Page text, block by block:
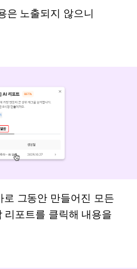
은 노출되지 않으니
로 그동안 만들어진 모든
리포트를 클릭해 내용을